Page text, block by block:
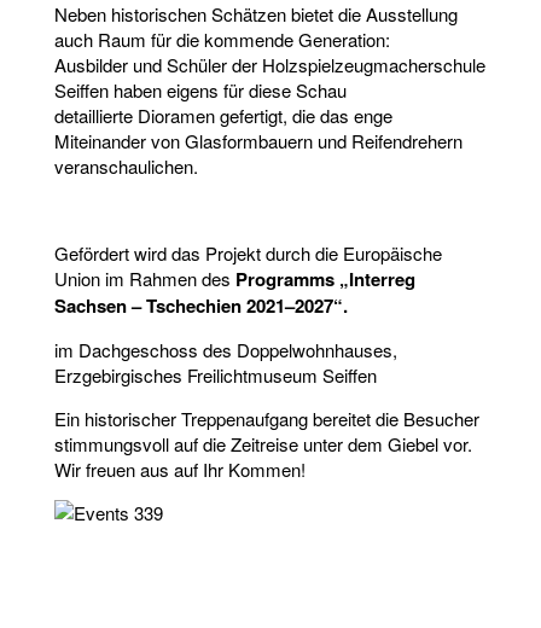
Neben historischen Schätzen bietet die Ausstellung
auch Raum für die kommende Generation:
Ausbilder und Schüler der Holzspielzeugmacherschule
Seiffen haben eigens für diese Schau
detaillierte Dioramen gefertigt, die das enge
Miteinander von Glasformbauern und Reifendrehern
veranschaulichen.
Gefördert wird das Projekt durch die Europäische
Union im Rahmen des Programms „Interreg
Sachsen – Tschechien 2021–2027“.
im Dachgeschoss des Doppelwohnhauses,
Erzgebirgisches Freilichtmuseum Seiffen
Ein historischer Treppenaufgang bereitet die Besucher
stimmungsvoll auf die Zeitreise unter dem Giebel vor.
Wir freuen aus auf Ihr Kommen!